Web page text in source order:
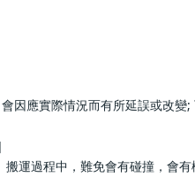
度
費。
，會因應實際情況而有所
排[補款]
、搬運過程中，難免會有